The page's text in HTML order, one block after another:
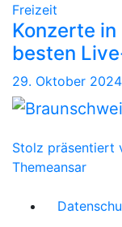
Freizeit
Konzerte
besten
29. Oktober 2024
Stolz präsentiert
Themeansar